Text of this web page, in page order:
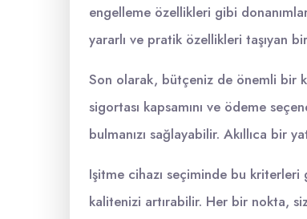
engelleme özellikleri gibi
yararlı ve pratik özellikleri taşıyan
Son olarak, bütçeniz de önemli bir
sigortası kapsamını ve ödeme
bulmanızı sağlayabilir. Akıllıca bir
Işitme cihazı seçiminde bu
kalitenizi artırabilir. Her bir nokta,